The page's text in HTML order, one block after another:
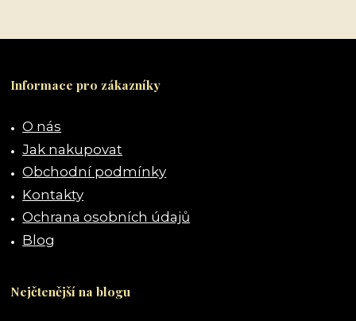
Informace pro zákazníky
O nás
Jak nakupovat
Obchodní podmínky
Kontakty
Ochrana osobních údajů
Blog
Nejčtenější na blogu